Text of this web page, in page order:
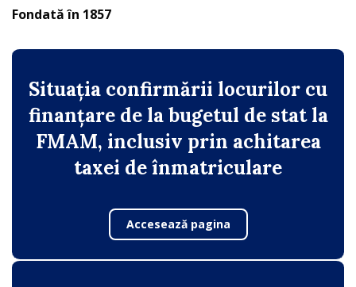
Fondată în 1857
Concurs Admitere 2026
Situația confirmării locurilor cu
finanțare de la bugetul de stat la
FMAM, inclusiv prin achitarea
taxei de înmatriculare
Accesează pagina